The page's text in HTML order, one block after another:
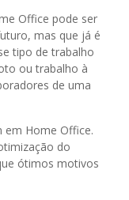
Office pode ser
mas que já é
tipo detrabalho
ou trabalho à
de uma
em Home Office.
do
ótimos motivos